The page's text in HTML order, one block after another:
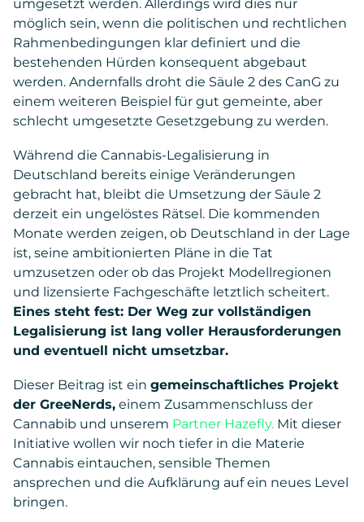
umgesetzt werden. Allerdings wird dies nur
möglich sein, wenn die politischen und rechtlichen
Rahmenbedingungen klar definiert und die
bestehenden Hürden konsequent abgebaut
werden. Andernfalls droht die Säule 2 des CanG zu
einem weiteren Beispiel für gut gemeinte, aber
schlecht umgesetzte Gesetzgebung zu werden.
Während die Cannabis-Legalisierung in
Deutschland bereits einige Veränderungen
gebracht hat, bleibt die Umsetzung der Säule 2
derzeit ein ungelöstes Rätsel. Die kommenden
Monate werden zeigen, ob Deutschland in der Lage
ist, seine ambitionierten Pläne in die Tat
umzusetzen oder ob das Projekt Modellregionen
und lizensierte Fachgeschäfte letztlich scheitert.
Eines steht fest: Der Weg zur vollständigen
Legalisierung ist lang voller Herausforderungen
und eventuell nicht umsetzbar.
Dieser Beitrag ist ein gemeinschaftliches Projekt
der GreeNerds, einem Zusammenschluss der
Cannabib und unserem Partner Hazefly. Mit dieser
Initiative wollen wir noch tiefer in die Materie
Cannabis eintauchen, sensible Themen
ansprechen und die Aufklärung auf ein neues Level
bringen.